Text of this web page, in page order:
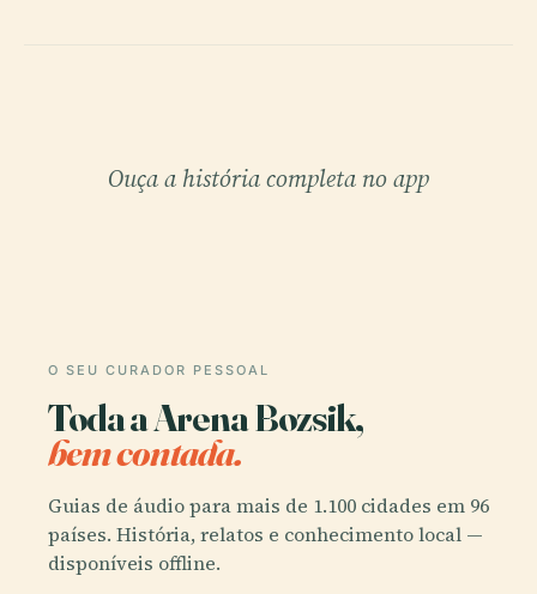
Ouça a história completa no app
O SEU CURADOR PESSOAL
Toda a Arena Bozsik,
bem contada.
Guias de áudio para mais de 1.100 cidades em 96
países. História, relatos e conhecimento local —
disponíveis offline.